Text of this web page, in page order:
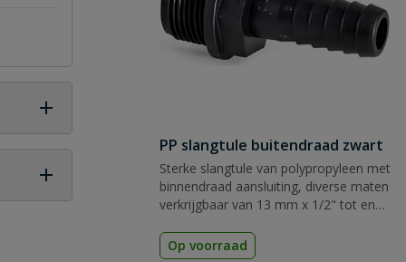
PP slangtule buitendraad zwart
Sterke slangtule van polypropyleen met
binnendraad aansluiting, diverse maten
verkrijgbaar van 13 mm x 1/2" tot en
Op voorraad